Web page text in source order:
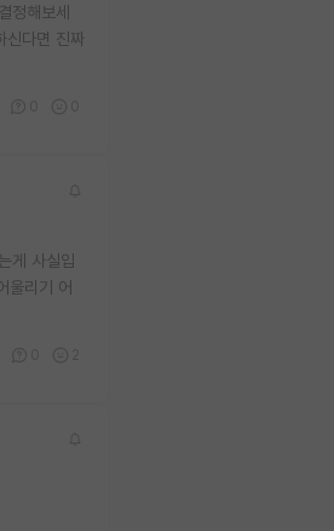
정해보세
다면 진짜
게 사실입
리기 어